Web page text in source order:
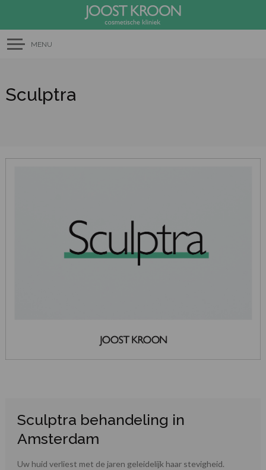
MENU
Sculptra
Sculptra behandeling in
Amsterdam
Uw huid verliest met de jaren geleidelijk haar stevigheid.